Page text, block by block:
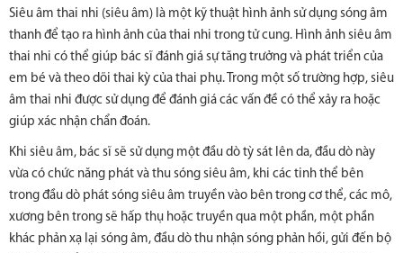
Siêu âm thai nhi (siêu âm) là một kỹ thuật hình ảnh sử dụng sóng âm
thanh để tạo ra hình ảnh của thai nhi trong tử cung. Hình ảnh siêu âm
thai nhi có thể giúp bác sĩ đánh giá sự tăng trưởng và phát triển của
em bé và theo dõi thai kỳ của thai phụ. Trong một số trường hợp, siêu
âm thai nhi được sử dụng để đánh giá các vấn đề có thể xảy ra hoặc
giúp xác nhận chẩn đoán.
Khi siêu âm, bác sĩ sẽ sử dụng một đầu dò tỳ sát lên da, đầu dò này
vừa có chức năng phát và thu sóng siêu âm, khi các tinh thể bên
trong đầu dò phát sóng siêu âm truyền vào bên trong cơ thể, các mô,
xương bên trong sẽ hấp thụ hoặc truyền qua một phần, một phần
khác phản xạ lại sóng âm, đầu dò thu nhận sóng phản hồi, gửi đến bộ